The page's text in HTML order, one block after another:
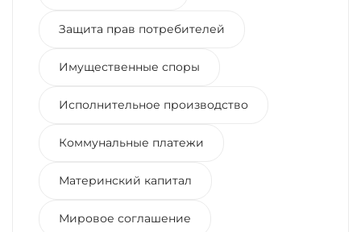
Защита прав потребителей
Имущественные споры
Исполнительное производство
Коммунальные платежи
Материнский капитал
Мировое соглашение